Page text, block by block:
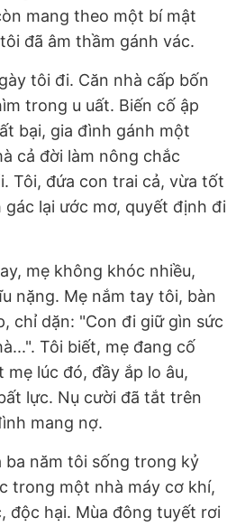
mang theo một bí mật
đã âm thầm gánh vác.
tôi đi. Căn nhà cấp bốn
trong u uất. Biến cố ập
bại, gia đình gánh một
cả đời làm nông chắc
Tôi, đứa con trai cả, vừa tốt
lại ước mơ, quyết định đi
mẹ không khóc nhiều,
nặng. Mẹ nắm tay tôi, bàn
chỉ dặn: "Con đi giữ gìn sức
Tôi biết, mẹ đang cố
mẹ lúc đó, đầy ắp lo âu,
lực. Nụ cười đã tắt trên
mang nợ.
ba năm tôi sống trong kỷ
trong một nhà máy cơ khí,
độc hại. Mùa đông tuyết rơi